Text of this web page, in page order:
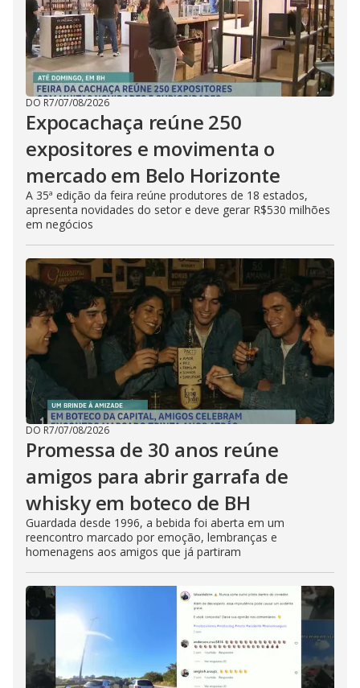
DO R7/07/08/2026
Expocachaça reúne 250
expositores e movimenta o
mercado em Belo Horizonte
A 35ª edição da feira reúne produtores de 18 estados,
apresenta novidades do setor e deve gerar R$530 milhões
em negócios
DO R7/07/08/2026
Promessa de 30 anos reúne
amigos para abrir garrafa de
whisky em boteco de BH
Guardada desde 1996, a bebida foi aberta em um
reencontro marcado por emoção, lembranças e
homenagens aos amigos que já partiram